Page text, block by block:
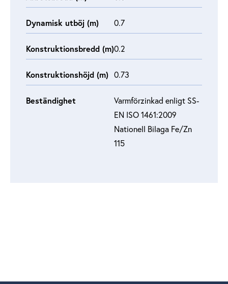
Dynamisk utböj (m) 0.7
Konstruktionsbredd (m)0.2
Konstruktionshöjd (m) 0.73
Beständighet
Varmförzinkad enligt SS-
EN ISO 1461:2009
Nationell Bilaga Fe/Zn
115